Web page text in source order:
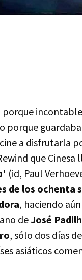
porque
a disfrutarla
que Cinesa
(id, Paul
de los ochenta
, haciendo
deJosé
, sólo dos días
asiáticos